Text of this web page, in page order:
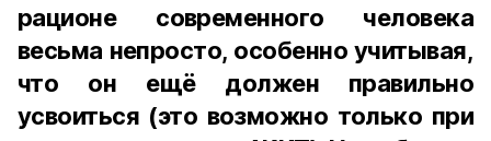
рационе современного человека
весьма непросто, особенно учитывая,
что он ещё должен правильно
усвоиться (это возможно только при